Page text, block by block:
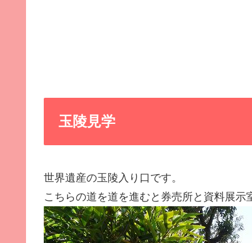
玉陵見学
世界遺産の玉陵入り口です。
こちらの道を道を進むと券売所と資料展示